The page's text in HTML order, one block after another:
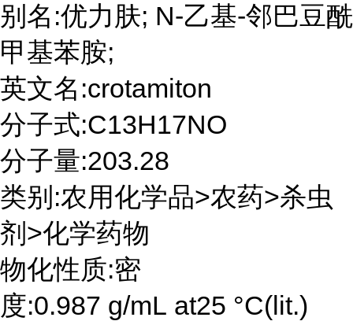
别名:优力肤; N-乙基-邻巴豆酰
甲基苯胺;
英文名:crotamiton
分子式:C13H17NO
分子量:203.28
类别:农用化学品>农药>杀虫
剂>化学药物
物化性质:密
度:0.987 g/mL at25 °C(lit.)